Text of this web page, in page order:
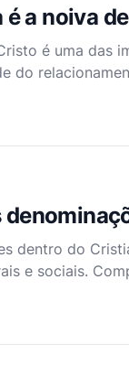
a noiva
é uma das
do
dentro do
e sociais.